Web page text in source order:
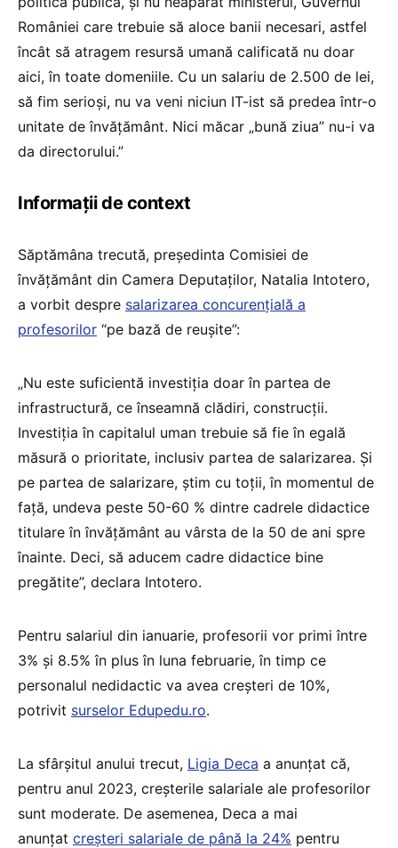
României care trebuie să aloce banii necesari, astfel
încât să atragem resursă umană calificată nu doar
aici, în toate domeniile. Cu un salariu de 2.500 de lei,
să fim serioși, nu va veni niciun IT-ist să predea într-o
unitate de învățământ. Nici măcar „bună ziua” nu-i va
da directorului.”
Informații de context
Săptămâna trecută, președinta Comisiei de
învățământ din Camera Deputaților, Natalia Intotero,
a vorbit despre salarizarea concurențială a
profesorilor “pe bază de reușite”:
„Nu este suficientă investiția doar în partea de
infrastructură, ce înseamnă clădiri, construcții.
Investiția în capitalul uman trebuie să fie în egală
măsură o prioritate, inclusiv partea de salarizarea. Și
pe partea de salarizare, știm cu toții, în momentul de
față, undeva peste 50-60 % dintre cadrele didactice
titulare în învățământ au vârsta de la 50 de ani spre
înainte. Deci, să aducem cadre didactice bine
pregătite”, declara Intotero.
Pentru salariul din ianuarie, profesorii vor primi între
3% și 8.5% în plus în luna februarie, în timp ce
personalul nedidactic va avea creșteri de 10%,
potrivit surselor Edupedu.ro.
La sfârșitul anului trecut, Ligia Deca a anunțat că,
pentru anul 2023, creșterile salariale ale profesorilor
sunt moderate. De asemenea, Deca a mai
anunțat creșteri salariale de până la 24% pentru